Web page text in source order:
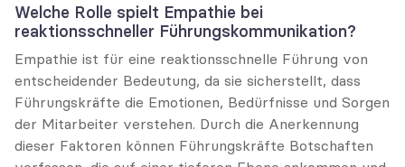
Welche Rolle spielt Empathie bei
reaktionsschneller Führungskommunikation?
Empathie ist für eine reaktionsschnelle Führung von
entscheidender Bedeutung, da sie sicherstellt, dass
Führungskräfte die Emotionen, Bedürfnisse und Sorgen
der Mitarbeiter verstehen. Durch die Anerkennung
dieser Faktoren können Führungskräfte Botschaften